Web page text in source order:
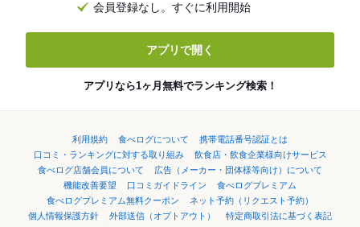
会員登録なし。すぐに利用開始
アプリで開く
アプリなら1ヶ月無料でランキング検索！
利用規約 食べログについて
携帯電話番号認証とは
口コミ・ランキングに対する取り組み
飲食店・飲食企業様向けサービス
食べログ店舗会員について
広告（メーカー・団体様等向け）について
機能改善要望
口コミガイドライン
食べログプレミアム
食べログプレミアム無料クーポン
ネット予約（リクエスト予約）
個人情報保護方針
外部送信（オプトアウト）
特定商取引法に基づく表記